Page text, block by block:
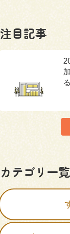
注目記事
カテゴリ一覧